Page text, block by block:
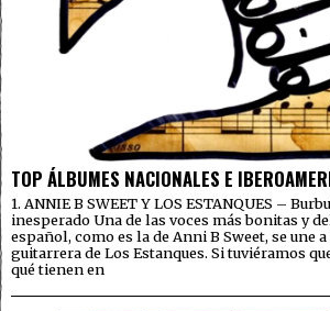
TOP ÁLBUMES NACIONALES E
1. ANNIE B SWEET Y LOS ESTANQUES –
inesperado Una de las voces más bonitas y
español, como es la de Anni B Sweet, se une
guitarrera de Los Estanques. Si tuviéramos
qué tienen en